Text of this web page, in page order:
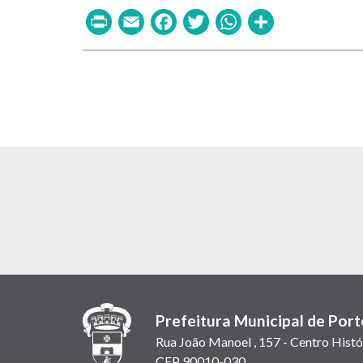
PrintEmailFacebook
TwitterWhatsApp
Prefeitura Municipal de
Rua João Manoel , 157 - Centro